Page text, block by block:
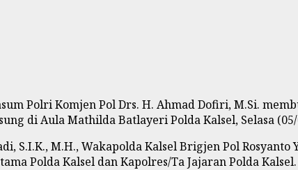
PolriKomjen Pol Drs. H. Ahmad Dofiri, M.Si.
di Aula Mathilda Batlayeri Polda Kalsel, Selasa (05
M.H., Wakapolda Kalsel Brigjen Pol Rosyanto
Polda Kalsel dan Kapolres/Ta Jajaran Polda Kalsel.